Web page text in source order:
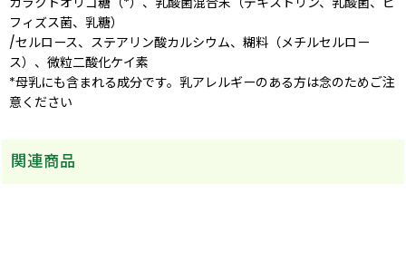
フィズス菌、乳糖）
/セルロース、ステアリン酸カルシウム、糊料（メチルセルロー
ス）、微粒二酸化ケイ素
*母乳にも含まれる成分です。乳アレルギーのある方は念のためご注
意ください
関連商品